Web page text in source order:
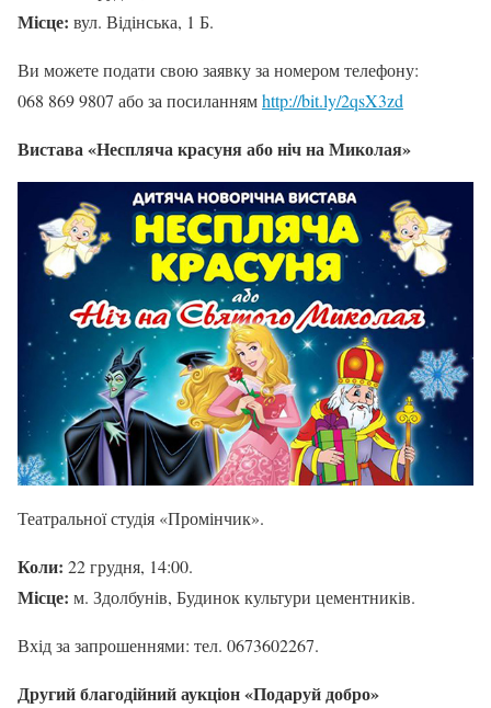
Місце: вул. Відінська, 1 Б.
Ви можете подати свою заявку за номером телефону:
068 869 9807 або за посиланнямhttp://bit.ly/2qsX3zd
Вистава «Неспляча красуня або ніч на Миколая»
Театральної студія «Промінчик».
Коли: 22 грудня, 14:00.
Місце: м. Здолбунів, Будинок культури цементників.
Вхід за запрошеннями: тел. 0673602267.
Другий благодійний аукціон «Подаруй добро»